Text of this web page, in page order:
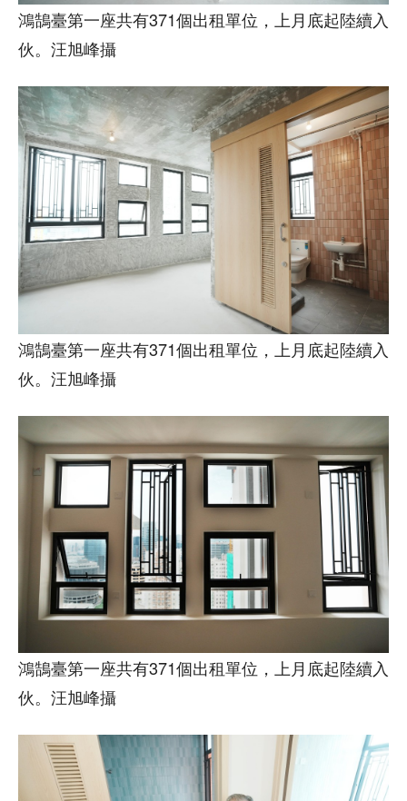
鴻鵠臺第一座共有371個出租單位，上月底起陸續入
伙。汪旭峰攝
鴻鵠臺第一座共有371個出租單位，上月底起陸續入
伙。汪旭峰攝
鴻鵠臺第一座共有371個出租單位，上月底起陸續入
伙。汪旭峰攝